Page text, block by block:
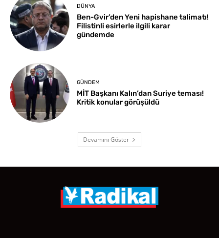
DÜNYA
Ben-Gvir’den Yeni hapishane talimatı!
Filistinli esirlerle ilgili karar
gündemde
GÜNDEM
MİT Başkanı Kalın’dan Suriye teması!
Kritik konular görüşüldü
Devamını Göster